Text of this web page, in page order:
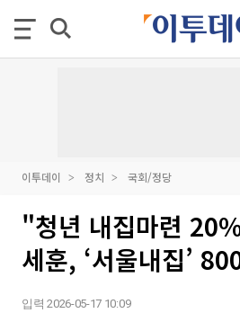
이투데이 정치 국회/정당
"청년 내집마련
세훈, ‘서울내집’
입력 2026-05-17 10:09